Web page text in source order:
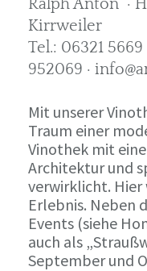
Ralph Anton ·
Kirrweiler
Tel.: 06321 5669
952069 ·
Mit unserer
Traum einer
Vinothek mit
Architektur und
verwirklicht. Hier
Erlebnis. Neben
Events (siehe
auch als
September und